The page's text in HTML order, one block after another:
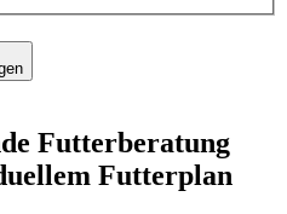
Futterberatung
Futterplan